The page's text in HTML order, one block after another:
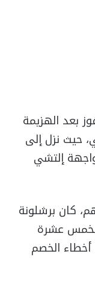
بعد الهزيمة
حيث نزل إلى
إلتشي
كان برشلونة
عشرة
أخطاء الخصم